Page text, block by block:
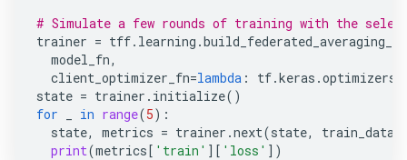
# Simulate a few rounds of training with the
trainer = tff. learning .
model_fn,
client_optimizer_fn=lambda : tf.keras .optimizers
state = trainer . initialize()
for
in range(5):
state, metrics = trainer .next(state, train_data
print(metrics[ 'train' ][ 'loss' ])